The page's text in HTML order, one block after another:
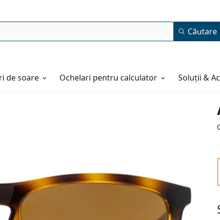
Căutare
de soare Ochelari pentru calculator Soluții &